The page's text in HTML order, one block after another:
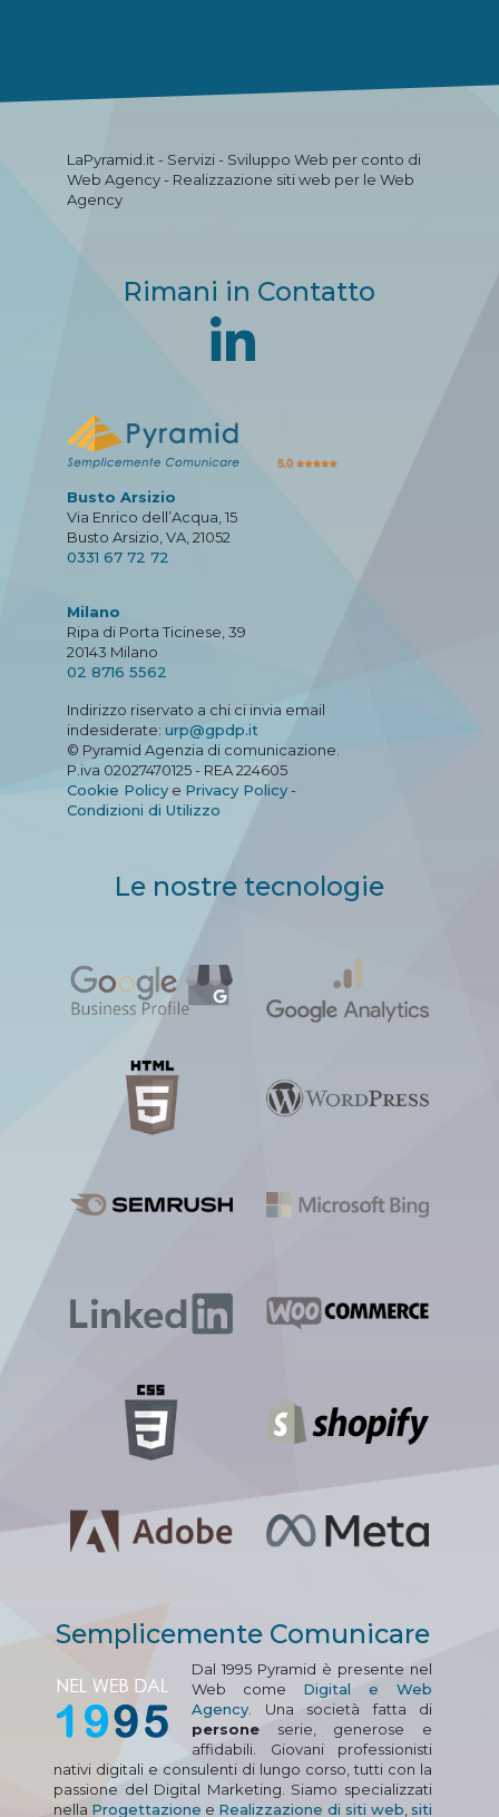
LaPyramid.it - Servizi - Sviluppo Web per conto di
Web Agency - Realizzazione siti web per le Web
Agency
Rimani in Contatto
Busto Arsizio
Via Enrico dell’Acqua, 15
Busto Arsizio, VA, 21052
0331 67 72 72
Milano
Ripa di Porta Ticinese, 39
20143 Milano
02 8716 5562
Indirizzo riservato a chi ci invia email
indesiderate: urp@gpdp.it
© Pyramid Agenzia di comunicazione.
P.iva 02027470125 - REA 224605
Cookie Policy e Privacy Policy-
Condizioni di Utilizzo
Le nostre tecnologie
Semplicemente Comunicare
Dal 1995 Pyramid è presente nel
Web come Digital e Web
Agency . Una società fatta di
persone serie, generose e
affidabili. Giovani professionisti
nativi digitali e consulenti di lungo corso, tutti con la
passione del Digital Marketing. Siamo specializzati
nella Progettazione e Realizzazione di siti web siti